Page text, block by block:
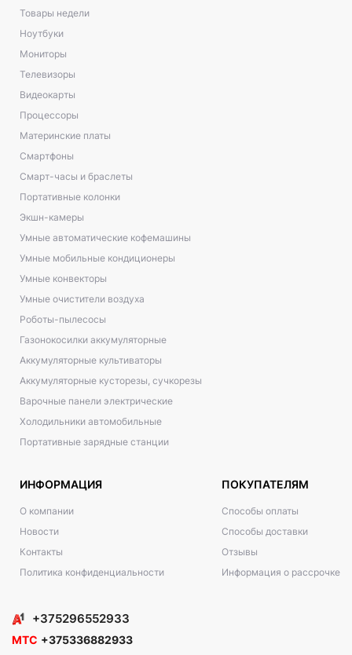
Товары недели
Ноутбуки
Мониторы
Телевизоры
Видеокарты
Процессоры
Материнские платы
Смартфоны
Смарт-часы и браслеты
Портативные колонки
Экшн-камеры
Умные автоматические кофемашины
Умные мобильные кондиционеры
Умные конвекторы
Умные очистители воздуха
Роботы-пылесосы
Газонокосилки аккумуляторные
Аккумуляторные культиваторы
Аккумуляторные кусторезы, сучкорезы
Варочные панели электрические
Холодильники автомобильные
Портативные зарядные станции
ИНФОРМАЦИЯ
О компании
Новости
Контакты
Политика конфиденциальности
ПОКУПАТЕЛЯМ
Способы оплаты
Способы доставки
Отзывы
Информация о рассрочке
+375296552933
МТС +375336882933